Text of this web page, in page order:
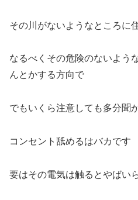
その川がないようなところに
なるべくその危険のないよう
んとかする方向で
でもいくら注意しても多分聞
コンセント舐めるはバカです
要はその電気は触るとやばい